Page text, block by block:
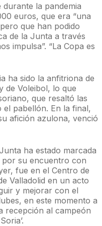
la pandemia
euros, que era “una
que han podido
de la Junta a través
impulsa”. “La Copa es
ha sido la anfitriona de
de Voleibol, lo que
que resaltó las
el pabellón. En la final,
afición azulona, venció
ha estado marcada
por su encuentro con
fue en el Centro de
Valladolid en un acto
y mejorar con el
en este momento a
recepción al campeón